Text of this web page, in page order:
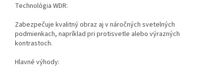
Technológia WDR:
Zabezpečuje kvalitný obraz aj v náročných svetelných
podmienkach, napríklad pri protisvetle alebo výrazných
kontrastoch.
Hlavné výhody: